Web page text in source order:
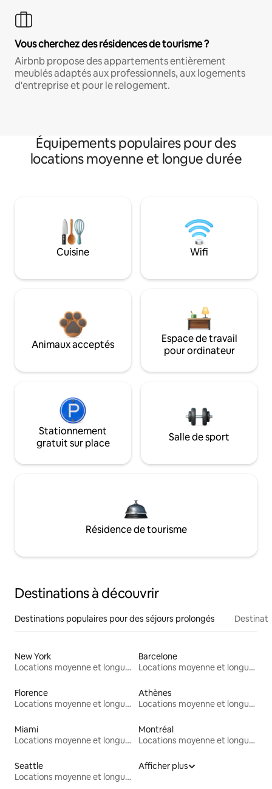
Vous cherchez des résidences de tourisme ?
Airbnb propose des appartements entièrement
meublés adaptés aux professionnels, aux logements
d'entreprise et pour le relogement.
Équipements populaires pour des
locations moyenne et longue durée
Cuisine Wifi
Animaux acceptés
Espace de travail
pour ordinateur
Stationnement
gratuit sur place
Salle de sport
Résidence de tourisme
Destinations à découvrir
Destinations populaires pour des séjours prolongés
New York
Locations moyenne et longue durée
Barcelone
Locations moyenne et longue durée
Florence
Locations moyenne et longue durée
Athènes
Locations moyenne et longue durée
Miami
Locations moyenne et longue durée
Montréal
Locations moyenne et longue durée
Seattle
Locations moyenne et longue durée
Afficher plus